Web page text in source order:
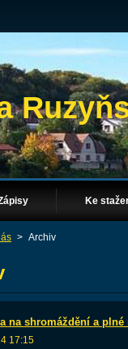
Ke
> Archiv
na shromáždění a plné
17:15